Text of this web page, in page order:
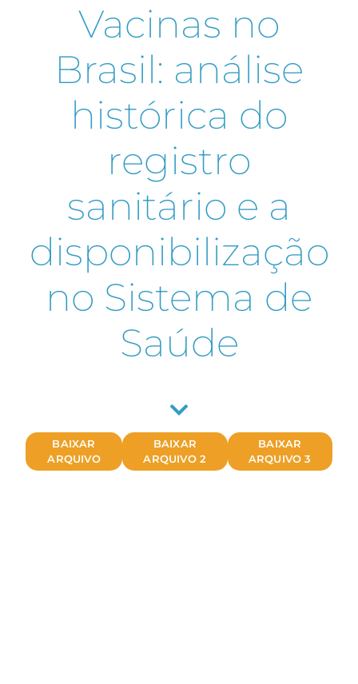
Vacinas no
Brasil: análise
histórica do
registro
sanitário e a
disponibilização
no Sistema de
Saúde
BAIXAR
ARQUIVO
BAIXAR
ARQUIVO 2
BAIXAR
ARQUIVO 3